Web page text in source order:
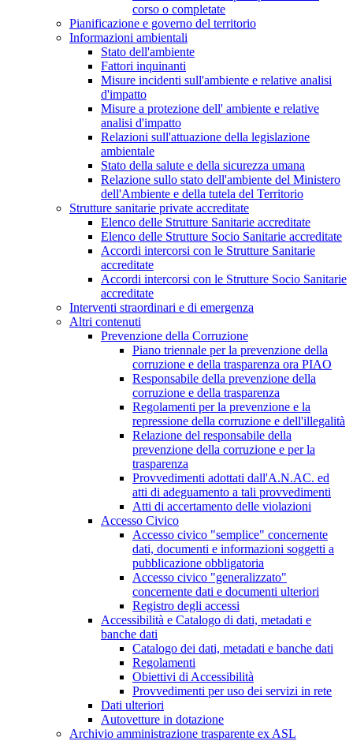
corso o completate
Pianificazione e governo del territorio
Informazioni ambientali
Stato dell'ambiente
Fattori inquinanti
Misure incidenti sull'ambiente e relative analisi
d'impatto
Misure a protezione dell' ambiente e relative
analisi d'impatto
Relazioni sull'attuazione della legislazione
ambientale
Stato della salute e della sicurezza umana
Relazione sullo stato dell'ambiente del Ministero
dell'Ambiente e della tutela del Territorio
Strutture sanitarie private accreditate
Elenco delle Strutture Sanitarie accreditate
Elenco delle Strutture Socio Sanitarie accreditate
Accordi intercorsi con le Strutture Sanitarie
accreditate
Accordi intercorsi con le Strutture Socio Sanitarie
accreditate
Interventi straordinari e di emergenza
Altri contenuti
Prevenzione della Corruzione
Piano triennale per la prevenzione della
corruzione e della trasparenza ora PIAO
Responsabile della prevenzione della
corruzione e della trasparenza
Regolamenti per la prevenzione e la
repressione della corruzione e dell'illegalità
Relazione del responsabile della
prevenzione della corruzione e per la
trasparenza
Provvedimenti adottati dall'A.N.AC. ed
atti di adeguamento a tali provvedimenti
Atti di accertamento delle violazioni
Accesso Civico
Accesso civico "semplice" concernente
dati, documenti e informazioni soggetti a
pubblicazione obbligatoria
Accesso civico "generalizzato"
concernente dati e documenti ulteriori
Registro degli accessi
Accessibilità e Catalogo di dati, metadati e
banche dati
Catalogo dei dati, metadati e banche dati
Regolamenti
Obiettivi di Accessibilità
Provvedimenti per uso dei servizi in rete
Dati ulteriori
Autovetture in dotazione
Archivio amministrazione trasparente ex ASL